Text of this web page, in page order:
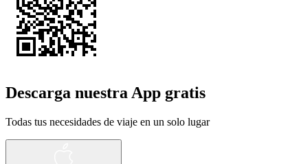
Descarga nuestra App gratis
Todas tus necesidades de viaje en un solo lugar